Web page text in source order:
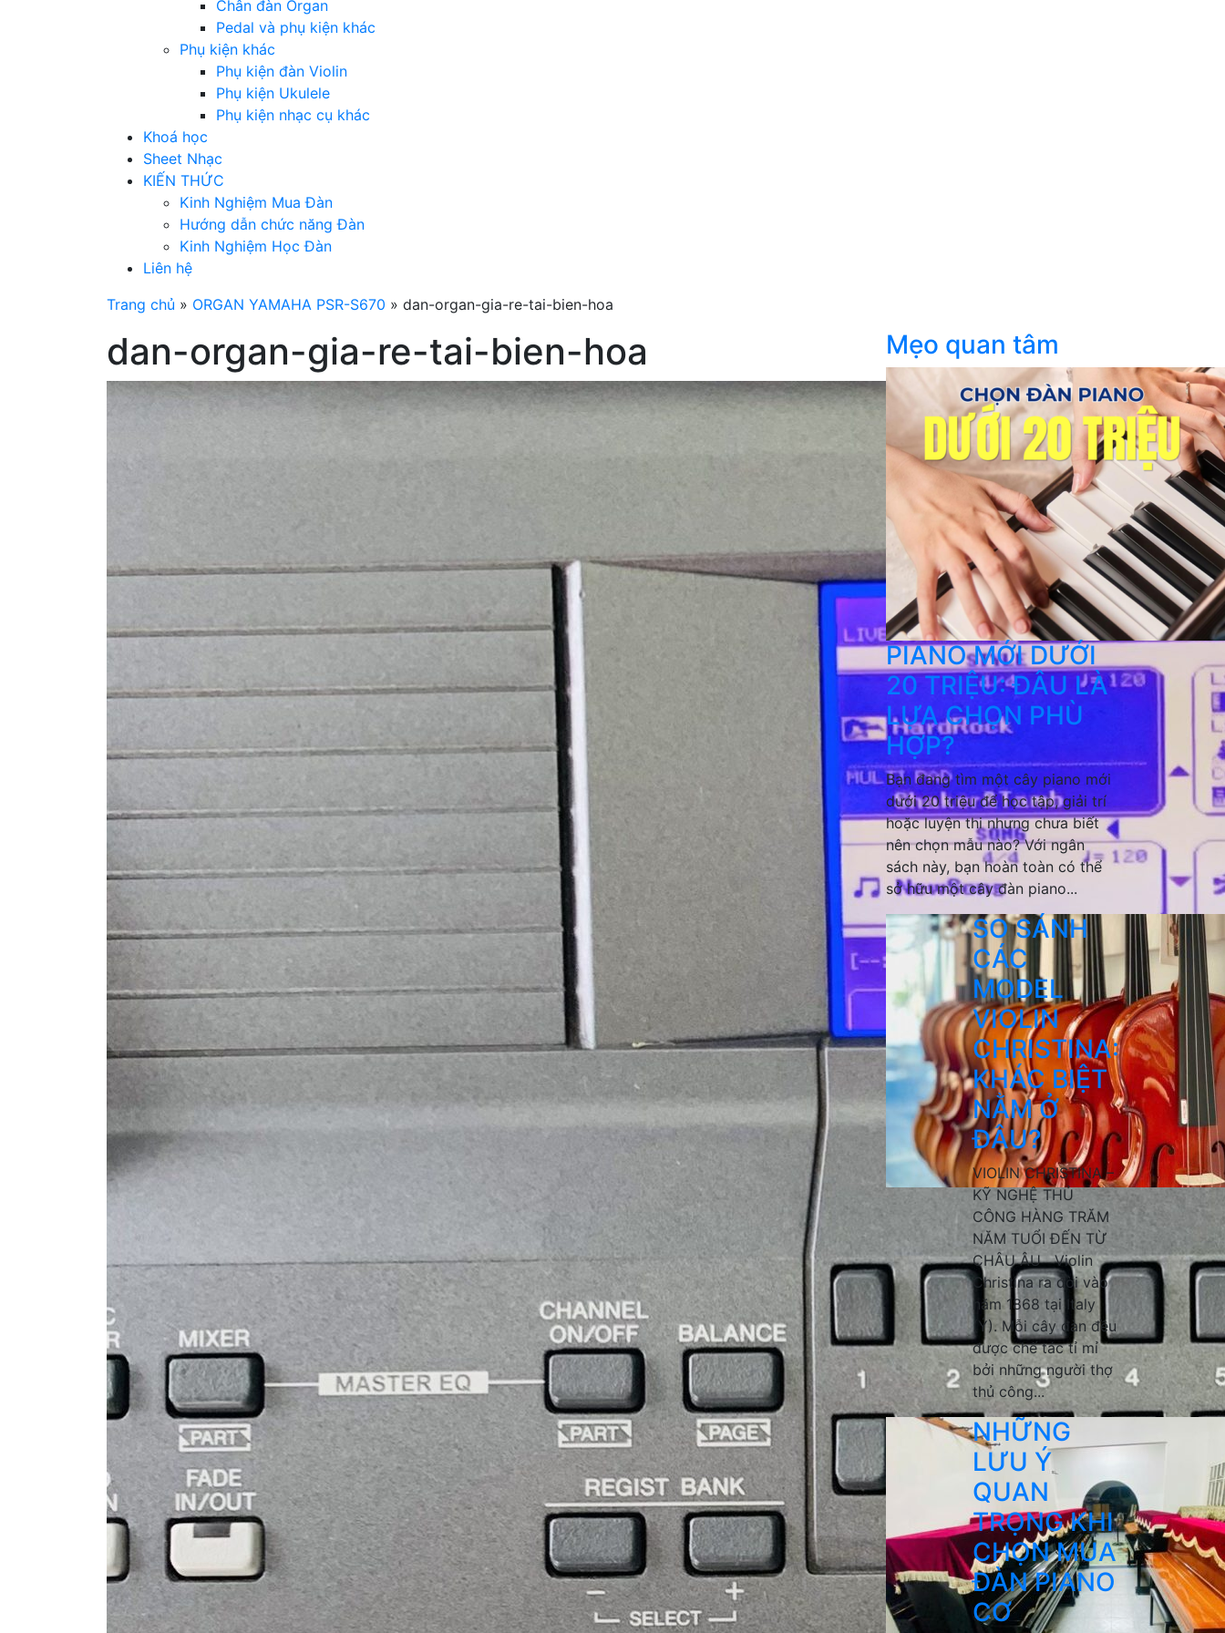
Chân đàn Organ
Pedal và phụ kiện khác
Phụ kiện khác
Phụ kiện đàn Violin
Phụ kiện Ukulele
Phụ kiện nhạc cụ khác
Khoá học
Sheet Nhạc
KIẾN THỨC
Kinh Nghiệm Mua Đàn
Hướng dẫn chức năng Đàn
Kinh Nghiệm Học Đàn
Liên hệ
Trang chủ » ORGAN YAMAHA PSR-S670 » dan-organ-gia-re-tai-bien-hoa
dan-organ-gia-re-tai-bien-hoa Mẹo quan tâm
PIANO MỚI DƯỚI
20 TRIỆU: ĐÂU LÀ
LỰA CHỌN PHÙ
HỢP?
Bạn đang tìm một cây piano mới
dưới 20 triệu để học tập, giải trí
hoặc luyện thi nhưng chưa biết
nên chọn mẫu nào? Với ngân
sách này, bạn hoàn toàn có thể
sở hữu một cây đàn piano...
SO SÁNH
CÁC
MODEL
VIOLIN
CHRISTINA:
KHÁC BIỆT
NẰM Ở
ĐÂU?
VIOLIN CHRISTINA –
KỸ NGHỆ THỦ
CÔNG HÀNG TRĂM
NĂM TUỔI ĐẾN TỪ
CHÂU ÂU Violin
Christina ra đời vào
năm 1868 tại Italy
(Ý). Mỗi cây đàn đều
được chế tác tỉ mỉ
bởi những người thợ
thủ công...
NHỮNG
LƯU Ý
QUAN
TRỌNG KHI
CHỌN MUA
ĐÀN PIANO
CƠ